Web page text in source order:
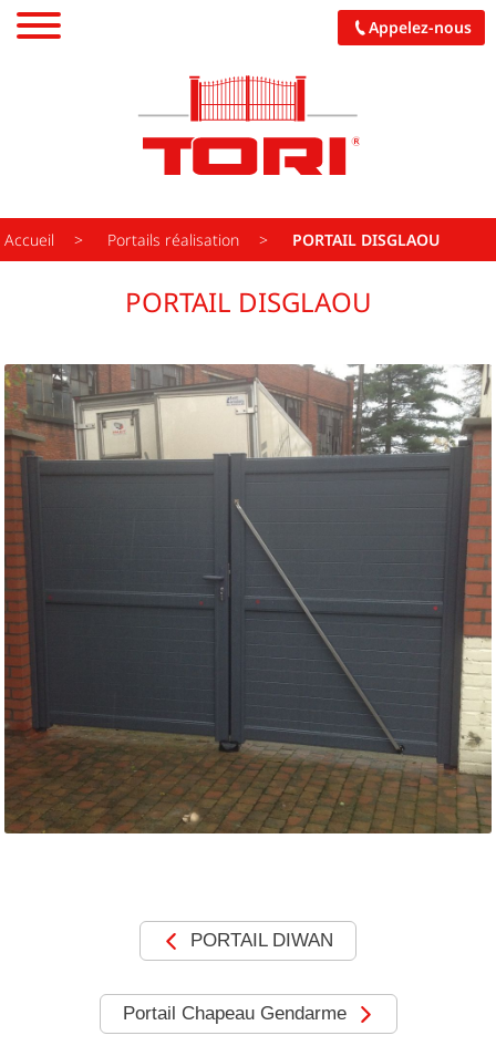
Appelez-nous
CARPORTS
PORCHES
CUISINES
MOTORISATIONS
RÉALISATIONS
SHOWROOM
CONTACT
Accueil Portails réalisation PORTAIL DISGLAOU
PORTAIL DISGLAOU
PORTAIL DIWAN
Portail Chapeau Gendarme